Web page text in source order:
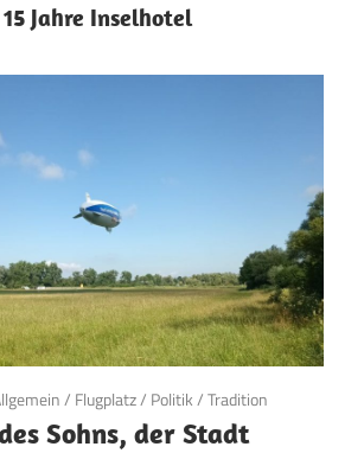
15 Jahre Inselhotel
/ Flugplatz/ Politik/Tradition
Sohns, der Stadt